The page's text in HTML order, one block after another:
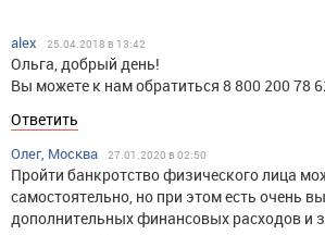
alex 25.04.2018 в 13:42
Ольга, добрый день!
Вы можете к нам обратиться 8 800 200 78
Ответить
Олег, Москва 27.01.2020 в 02:50
Пройти банкротство физического лица
самостоятельно, но при этом есть очень
дополнительных финансовых расходов и